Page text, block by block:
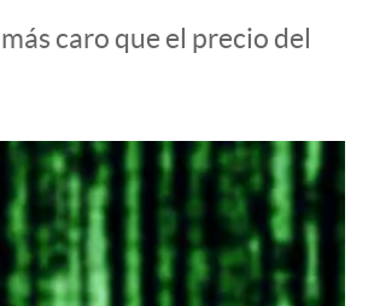
caro que el precio del